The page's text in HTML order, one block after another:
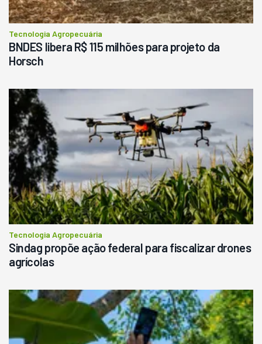
Tecnologia Agropecuária
BNDES libera R$ 115 milhões para projeto da
Horsch
Tecnologia Agropecuária
Sindag propõe ação federal para fiscalizar drones
agrícolas